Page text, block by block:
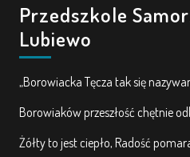
Przedszkole
Lubiewo
„Borowiacka Tęcza tak się
Borowiaków przeszłość chętnie
Żółty to jest ciepło, Radość